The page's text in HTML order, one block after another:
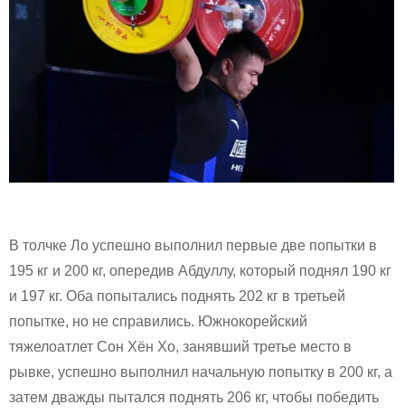
В толчке Ло успешно выполнил первые две попытки в
195 кг и 200 кг, опередив Абдуллу, который поднял 190 кг
и 197 кг. Оба попытались поднять 202 кг в третьей
попытке, но не справились. Южнокорейский
тяжелоатлет Сон Хён Хо, занявший третье место в
рывке, успешно выполнил начальную попытку в 200 кг, а
затем дважды пытался поднять 206 кг, чтобы победить